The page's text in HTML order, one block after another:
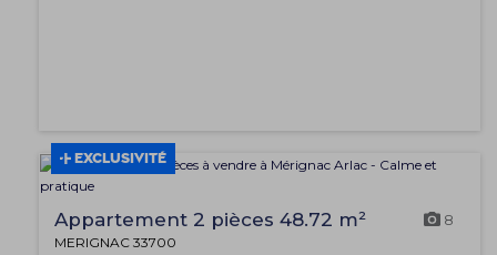
EXCLUSIVITÉ
Appartement 2 pièces 48.72 m² 8
MERIGNAC 33700